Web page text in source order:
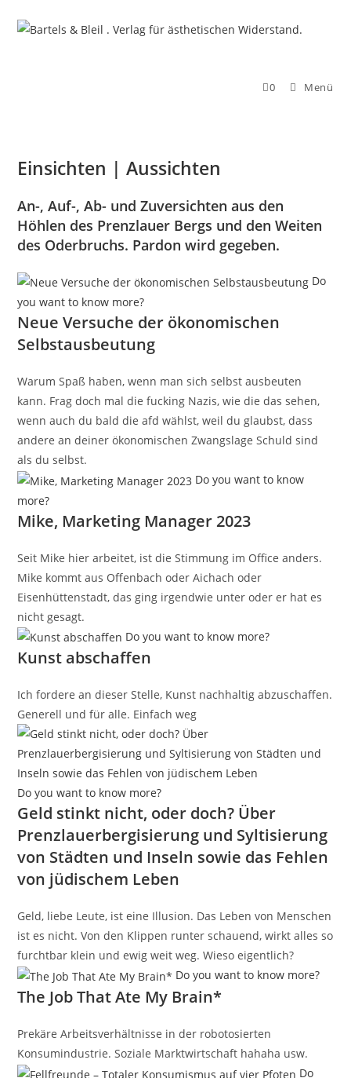
Inhalt
0 Menü
Einsichten | Aussichten
An-, Auf-, Ab- und Zuversichten aus den
Höhlen des Prenzlauer Bergs und den Weiten
des Oderbruchs. Pardon wird gegeben.
Do
you want to know more?
Neue Versuche der ökonomischen
Selbstausbeutung
Warum Spaß haben, wenn man sich selbst ausbeuten
kann. Frag doch mal die fucking Nazis, wie die das sehen,
wenn auch du bald die afd wählst, weil du glaubst, dass
andere an deiner ökonomischen Zwangslage Schuld sind
als du selbst.
Do you want to know
more?
Mike, Marketing Manager 2023
Seit Mike hier arbeitet, ist die Stimmung im Office anders.
Mike kommt aus Offenbach oder Aichach oder
Eisenhüttenstadt, das ging irgendwie unter oder er hat es
nicht gesagt.
Do you want to know more?
Kunst abschaffen
Ich fordere an dieser Stelle, Kunst nachhaltig abzuschaffen.
Generell und für alle. Einfach weg
Do you want to know more?
Geld stinkt nicht, oder doch? Über
Prenzlauerbergisierung und Syltisierung
von Städten und Inseln sowie das Fehlen
von jüdischem Leben
Geld, liebe Leute, ist eine Illusion. Das Leben von Menschen
ist es nicht. Von den Klippen runter schauend, wirkt alles so
furchtbar klein und ewig weit weg. Wieso eigentlich?
Do you want to know more?
The Job That Ate My Brain*
Prekäre Arbeitsverhältnisse in der robotosierten
Konsumindustrie. Soziale Marktwirtschaft hahaha usw.
Do